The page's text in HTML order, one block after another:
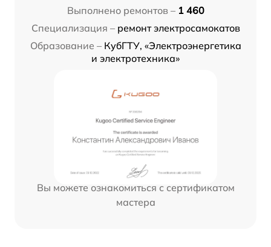
Выполнено ремонтов – 1 460
Специализация – ремонт электросамокатов
Образование – КубГТУ, «Электроэнергетика
и электротехника»
Вы можете ознакомиться с сертификатом
мастера